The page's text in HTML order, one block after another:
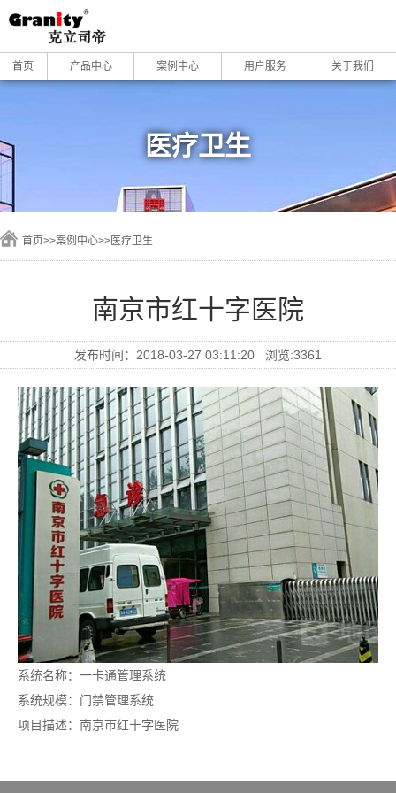
首页 产品中心 案例中心 用户服务 关于我们
医疗卫生
首页>>案例中心>>医疗卫生
南京市红十字医院
发布时间：2018-03-27 03:11:20 浏览:3361
系统名称：一卡通管理系统
系统规模：门禁管理系统
项目描述：南京市红十字医院